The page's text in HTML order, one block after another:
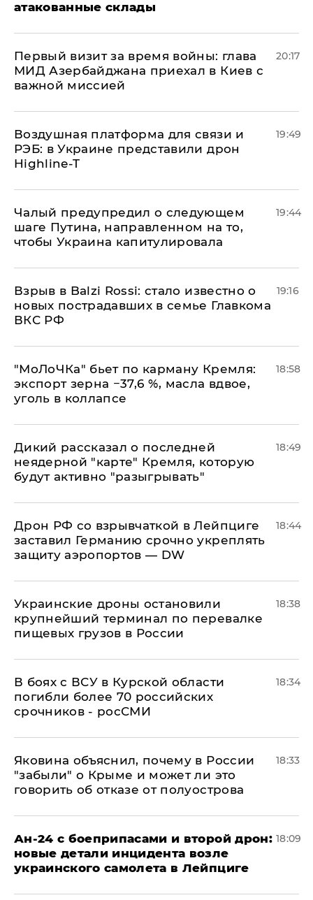
атакованные склады
Первый визит за время войны: глава
МИД Азербайджана приехал в Киев с
важной миссией
20:17
Воздушная платформа для связи и
РЭБ: в Украине представили дрон
Highline-T
19:49
Чалый предупредил о следующем
шаге Путина, направленном на то,
чтобы Украина капитулировала
19:44
Взрыв в Balzi Rossi: стало известно о
новых пострадавших в семье Главкома
ВКС РФ
19:16
​"МоЛоЧКа" бьет по карману Кремля:
экспорт зерна −37,6 %, масла вдвое,
уголь в коллапсе
18:58
Дикий рассказал о последней
неядерной "карте" Кремля, которую
будут активно "разыгрывать"
18:49
​Дрон РФ со взрывчаткой в Лейпциге
заставил Германию срочно укреплять
защиту аэропортов — DW
18:44
Украинские дроны остановили
крупнейший терминал по перевалке
пищевых грузов в России
18:38
В боях с ВСУ в Курской области
погибли более 70 российских
срочников - росСМИ
18:34
Яковина объяснил, почему в России
"забыли" о Крыме и может ли это
говорить об отказе от полуострова
18:33
Ан-24 с боеприпасами и второй дрон:
новые детали инцидента возле
украинского самолета в Лейпциге
18:09